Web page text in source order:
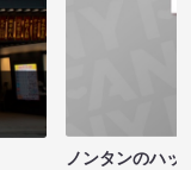
ノンタンのハッ